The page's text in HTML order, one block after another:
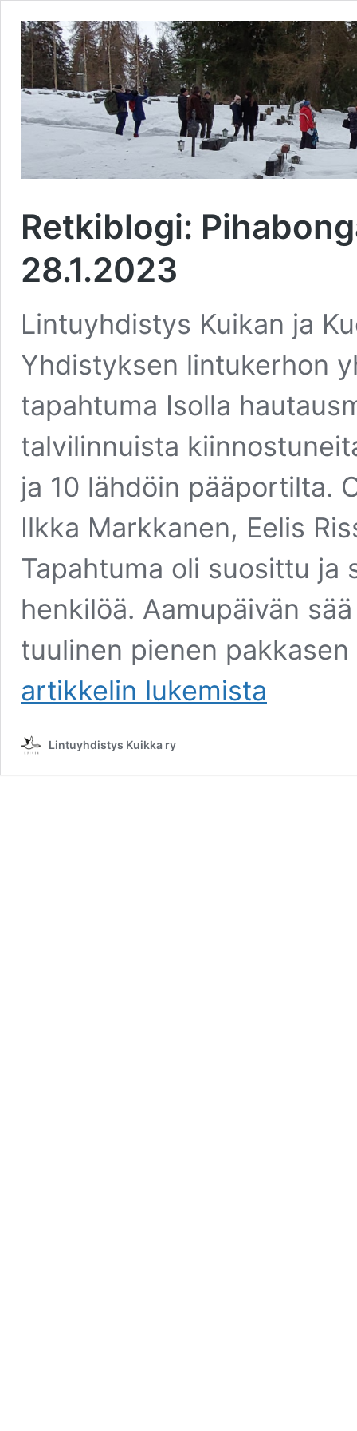
Retkiblogi:
28.1.2023
Lintuyhdistys Kuikan ja
Yhdistyksen lintukerhon
tapahtuma Isolla
talvilinnuista
ja 10 lähdöin pääportilta.
Ilkka Markkanen, Eelis
Tapahtuma oli suosittu ja
henkilöä. Aamupäivän
tuulinen pienen
artikkelin
Retkiblogi:
Pihabongausta
lukemista
Lintuyhdistys Kuikka ry